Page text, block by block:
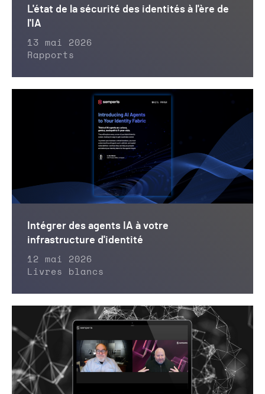
L'état de la sécurité des identités à l'ère de
l'IA
13 mai 2026
Rapports
Intégrer des agents IA à votre
infrastructure d'identité
12 mai 2026
Livres blancs